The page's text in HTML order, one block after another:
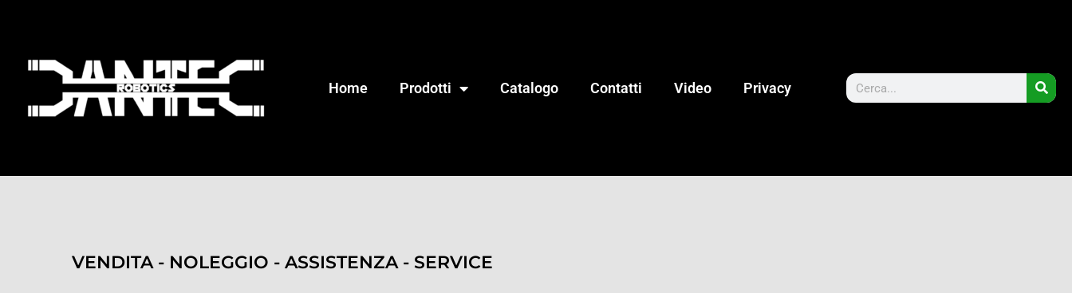
Home Prodotti Catalogo Contatti Video Privacy
VENDITA - NOLEGGIO - ASSISTENZA - SERVICE